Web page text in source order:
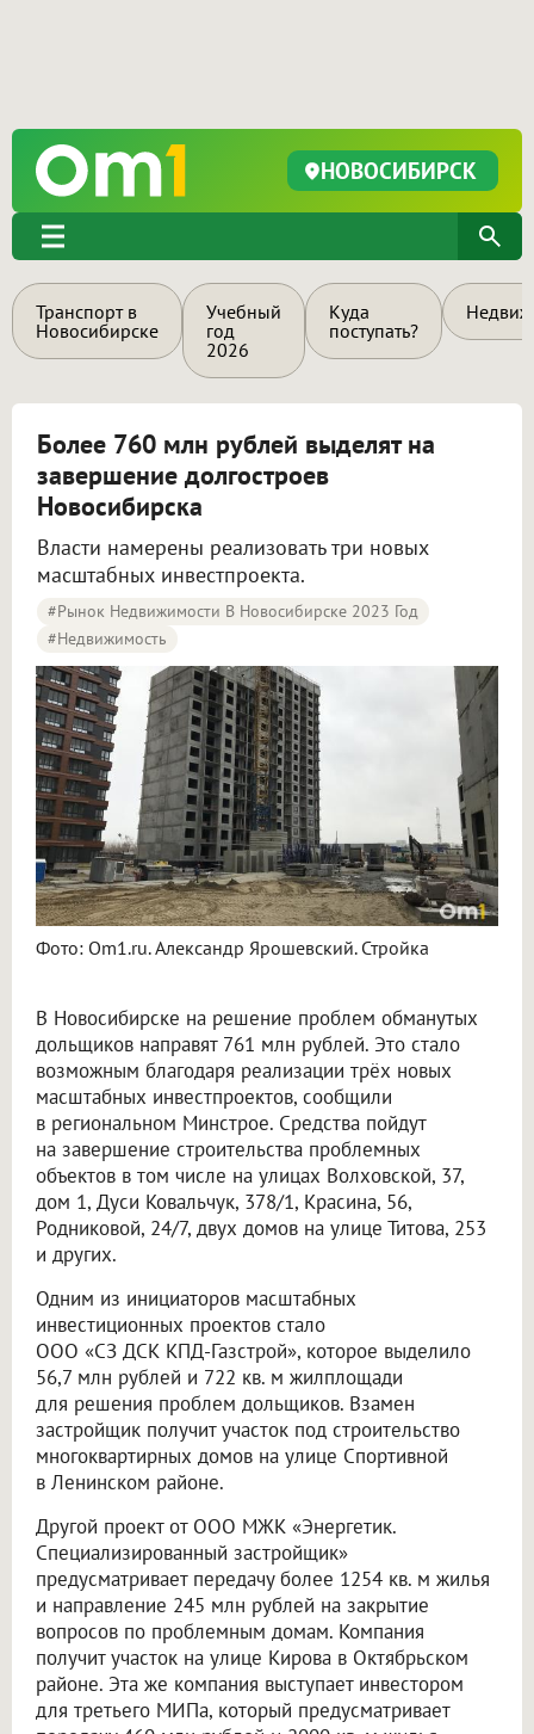
НОВОСИБИРСК
Транспорт в
Новосибирске
Учебный
год
2026
Куда
поступать?
Более 760 млн рублей выделят на
завершение долгостроев
Новосибирска
Власти намерены реализовать три новых
масштабных инвестпроекта.
#Рынок Недвижимости В Новосибирске 2023 Год
#Недвижимость
Фото: Om1.ru. Александр Ярошевский. Стройка
В Новосибирске на решение проблем обманутых
дольщиков направят 761 млн рублей. Это стало
возможным благодаря реализации трёх новых
масштабных инвестпроектов, сообщили
в региональном Минстрое. Средства пойдут
на завершение строительства проблемных
объектов в том числе на улицах Волховской, 37,
дом 1, Дуси Ковальчук, 378/1, Красина, 56,
Родниковой, 24/7, двух домов на улице Титова, 253
и других.
Одним из инициаторов масштабных
инвестиционных проектов стало
ООО «СЗ ДСК КПД-Газстрой», которое выделило
56,7 млн рублей и 722 кв. м жилплощади
для решения проблем дольщиков. Взамен
застройщик получит участок под строительство
многоквартирных домов на улице Спортивной
в Ленинском районе.
Другой проект от ООО МЖК «Энергетик.
Специализированный застройщик»
предусматривает передачу более 1254 кв. м жилья
и направление 245 млн рублей на закрытие
вопросов по проблемным домам. Компания
получит участок на улице Кирова в Октябрьском
районе. Эта же компания выступает инвестором
для третьего МИПа, который предусматривает